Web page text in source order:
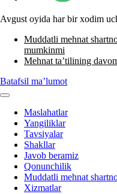
Avgust oyida har bir хodim
Muddatli mehnat
mumkinmi
Mehnat ta’tilining
Batafsil ma’lumot
Maslahatlar
Yangiliklar
Tavsiyalar
Shakllar
Javob beramiz
Qonunchilik
Muddatli mehnat
Xizmatlar